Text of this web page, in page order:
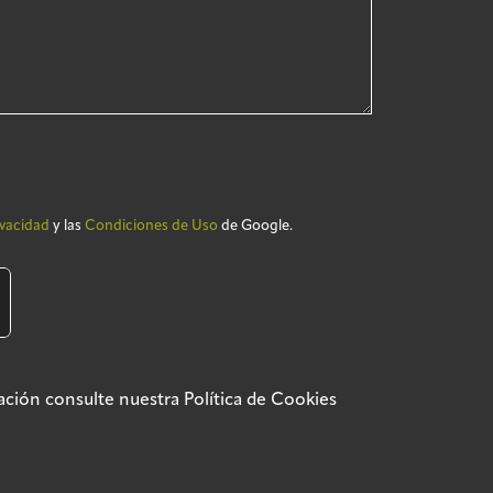
y las Condiciones de Uso de Google.
consulte nuestra Política de Cookies